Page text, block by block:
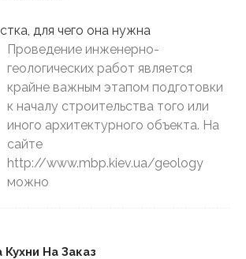
Проведение инженерно-
геологических работ является
крайне важным этапом подготовки
к началу строительства того или
иного архитектурного объекта. На
сайте
http://www.mbp.kiev.ua/geology
можно
На Заказ